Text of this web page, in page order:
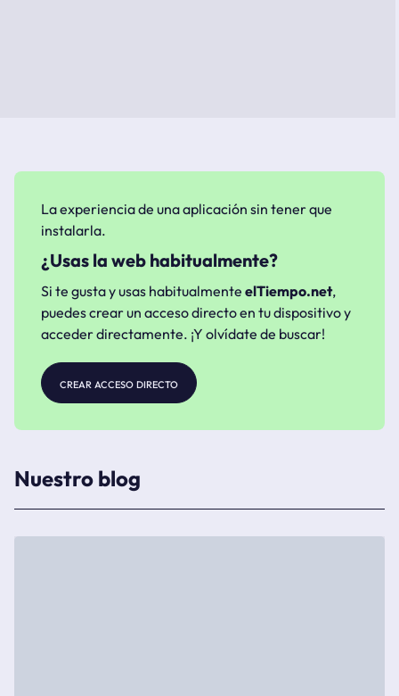
La experiencia de una aplicación sin tener que
instalarla.
¿Usas la web habitualmente?
Si te gusta y usas habitualmente elTiempo.net,
puedes crear un acceso directo en tu dispositivo y
acceder directamente. ¡Y olvídate de buscar!
crear acceso directo
Nuestro blog